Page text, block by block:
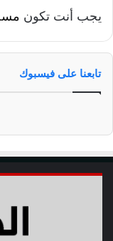
يجب أنت تكون
تابعنا على فيسبوك